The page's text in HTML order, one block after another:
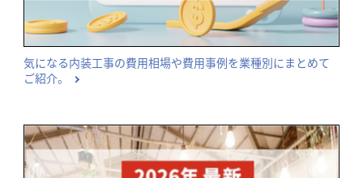
気になる内装工事の費用相場や費用事例を業種別にまとめて
ご紹介。